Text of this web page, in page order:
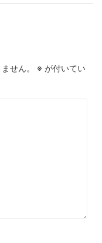
せん。 ※ が付いてい